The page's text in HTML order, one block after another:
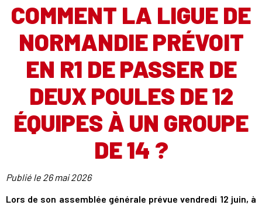
COMMENT LA LIGUE DE
NORMANDIE PRÉVOIT
EN R1 DE PASSER DE
DEUX POULES DE 12
ÉQUIPES À UN GROUPE
DE 14 ?
Publié le 26 mai 2026
Lors de son assemblée générale prévue vendredi 12 juin, à